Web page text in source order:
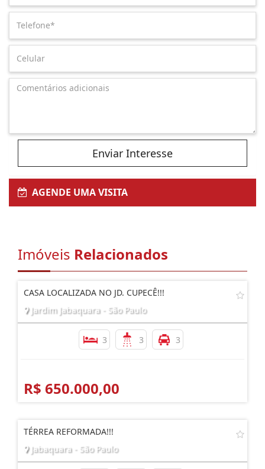
Enviar Interesse
AGENDE UMA VISITA
Imóveis Relacionados
CASA LOCALIZADA NO JD. CUPECÊ!!!
Jardim Jabaquara - São Paulo
3 3 3
R$ 650.000,00
TÉRREA REFORMADA!!!
Jabaquara - São Paulo